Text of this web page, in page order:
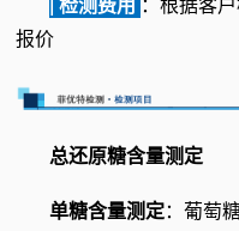
报价
总还原糖含量测定
单糖含量测定：葡萄